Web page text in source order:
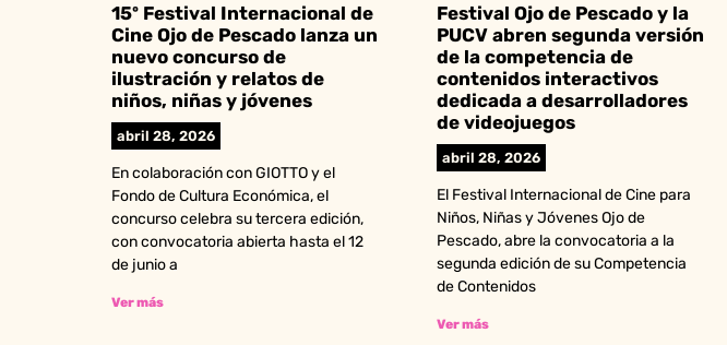
15º Festival Internacional de
Cine Ojo de Pescado lanza un
nuevo concurso de
ilustración y relatos de
niños, niñas y jóvenes
abril 28, 2026
En colaboración con GIOTTO y el
Fondo de Cultura Económica, el
concurso celebra su tercera edición,
con convocatoria abierta hasta el 12
de junio a
Ver más
Festival Ojo de Pescado y la
PUCV abren segunda versión
de la competencia de
contenidos interactivos
dedicada a desarrolladores
de videojuegos
abril 28, 2026
El Festival Internacional de Cine para
Niños, Niñas y Jóvenes Ojo de
Pescado, abre la convocatoria a la
segunda edición de su Competencia
de Contenidos
Ver más